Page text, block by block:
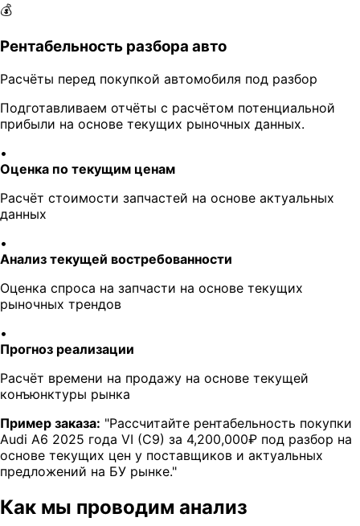
💰
Рентабельность разбора авто
Расчёты перед покупкой автомобиля под разбор
Подготавливаем отчёты с расчётом потенциальной
прибыли на основе текущих рыночных данных.
•
Оценка по текущим ценам
Расчёт стоимости запчастей на основе актуальных
данных
•
Анализ текущей востребованности
Оценка спроса на запчасти на основе текущих
рыночных трендов
•
Прогноз реализации
Расчёт времени на продажу на основе текущей
конъюнктуры рынка
Пример заказа: "Рассчитайте рентабельность покупки
Audi A6 2025 года VI (C9) за 4,200,000₽ под разбор на
основе текущих цен у поставщиков и актуальных
предложений на БУ рынке."
Как мы проводим анализ